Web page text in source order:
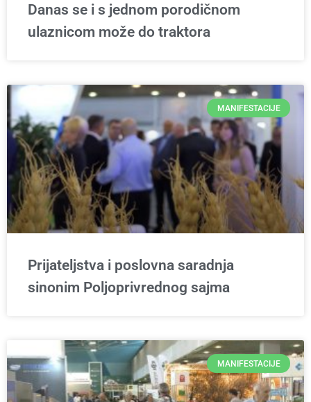
Danas se i s jednom porodičnom
ulaznicom može do traktora
MANIFESTACIJE
Prijateljstva i poslovna saradnja
sinonim Poljoprivrednog sajma
MANIFESTACIJE